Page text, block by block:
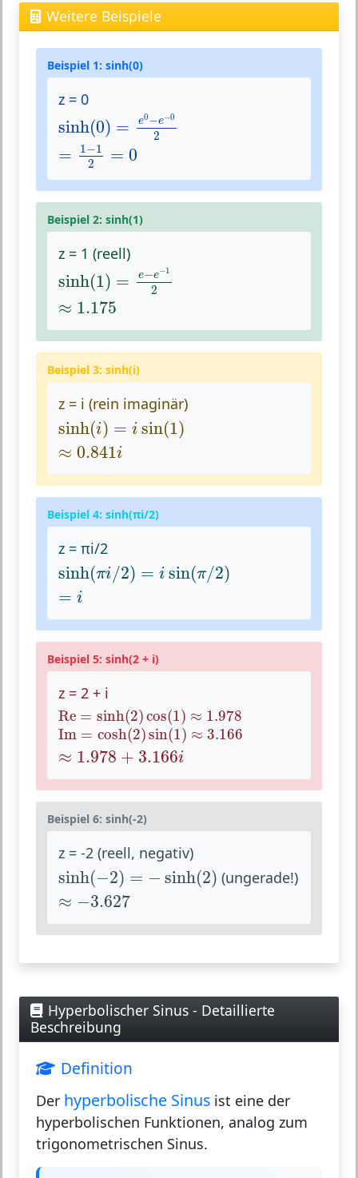
Weitere Beispiele
Beispiel 1: sinh(0)
z = 0
sinh(0) = e0−e−0
2
( 0 0− e−0
= 1−1
2
= 0
−12
Beispiel 2: sinh(1)
z = 1 (reell)
sinh(1) = e−e−1
2
( 1 e −e −1
≈ 1.175
≈1.175
Beispiel 3: sinh(i)
z = i (rein imaginär)
sinh(i) = i sin(1)
sinh(i) sin (1 )
≈ 0.841i
≈0.841i
Beispiel 4: sinh(πi/2)
z = πi/2
sinh(πi/2) = i sin(π/2)
sinh( i /2) sin (π /
= i
=i
Beispiel 5: sinh(2 + i)
z = 2 + i
Re = sinh(2)cos(1) ≈ 1.978
Re sinh(2)cos(1)≈ 1.978
Im = cosh(2)sin(1) ≈ 3.166
Im cosh(2)sin(1)≈ 3.166
≈ 1.978 + 3.166i
≈1.978+ 3.166i
Beispiel 6: sinh(-2)
z = -2 (reell, negativ)
sinh(−2) = − sinh(2)
sinh( 2) sinh 2 ) (ungerade!)
≈ −3.627
≈− 3.627
Hyperbolischer Sinus - Detaillierte
Beschreibung
Definition
Der hyperbolische Sinus ist eine der
hyperbolischen Funktionen, analog zum
trigonometrischen Sinus.